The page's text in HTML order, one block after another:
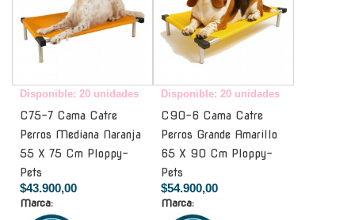
Disponible: 20 unidades
C75-7 Cama Catre
Perros Mediana Naranja
55 X 75 Cm Ploppy-
Pets
$43.900,00
Marca:
Disponible: 20 unidades
C90-6 Cama Catre
Perros Grande Amarillo
65 X 90 Cm Ploppy-
Pets
$54.900,00
Marca: